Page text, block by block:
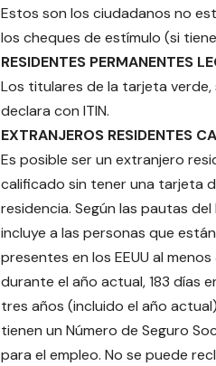
Estos son los ciudadanos no
los cheques de estímulo (si
RESIDENTES PERMANENTES
Los titulares de la tarjeta
declara con ITIN.
EXTRANJEROS RESIDENTES
Es posible ser un extranjero
calificado sin tener una tarjeta
residencia. Según las pautas del
incluye a las personas que
presentes en los EEUU al menos
durante el año actual, 183 días
tres años (incluido el año
tienen un Número de Seguro
para el empleo. No se puede